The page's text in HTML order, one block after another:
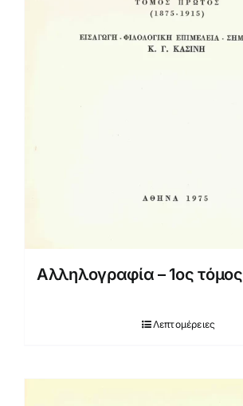
Αλληλογραφία – 1ος τόμος
Λεπτομέρειες